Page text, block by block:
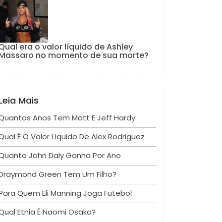
era o valor líquido de Ashley
no momento de sua morte?
Mais
Anos Tem Matt E Jeff Hardy
É O Valor Líquido De Alex Rodriguez
John Daly Ganha Por Ano
Green Tem Um Filho?
Quem Eli Manning Joga Futebol
Etnia É Naomi Osaka?